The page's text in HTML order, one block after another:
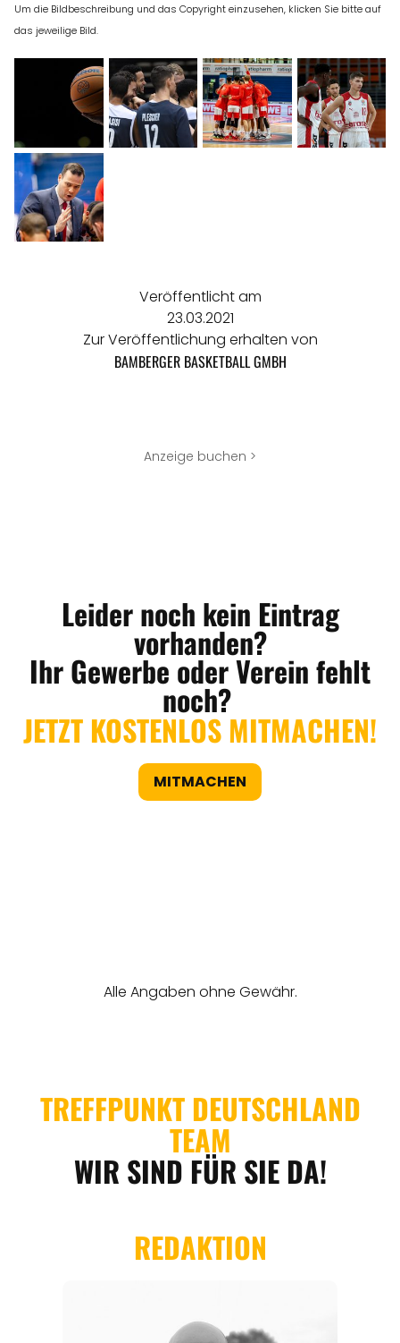
Um die Bildbeschreibung und das Copyright einzusehen, klicken Sie bitte auf
das jeweilige Bild.
Veröffentlicht am
23.03.2021
Zur Veröffentlichung erhalten von
BAMBERGER BASKETBALL GMBH
Anzeige buchen >
Leider noch kein Eintrag
vorhanden?
Ihr Gewerbe oder Verein fehlt
noch?
JETZT KOSTENLOS MITMACHEN!
MITMACHEN